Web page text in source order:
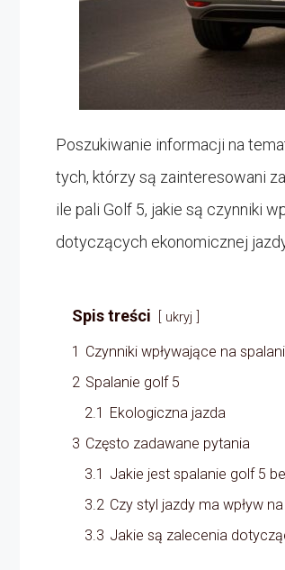
Poszukiwanie informacji na
tych, którzy są zainteresowani
ile pali Golf 5, jakie są czynniki
dotyczących ekonomicznej
Spis treści ukryj
1 Czynniki wpływające na
2 Spalanie golf 5
2.1
Ekologiczna jazda
3 Często zadawane pytania
3.1 Jakie jest spalanie golf 5
3.2 Czy styl jazdy ma wpływ
3.3 Jakie są zalecenia